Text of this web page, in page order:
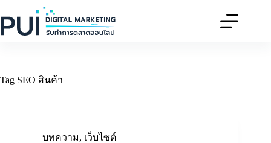
to
content
Tag SEO สินค้า
บทความ, เว็บไซต์